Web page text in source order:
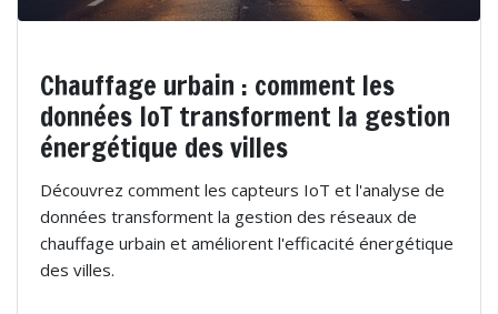
Chauffage urbain : comment les
données IoT transforment la gestion
énergétique des villes
Découvrez comment les capteurs IoT et l'analyse de
données transforment la gestion des réseaux de
chauffage urbain et améliorent l'efficacité énergétique
des villes.